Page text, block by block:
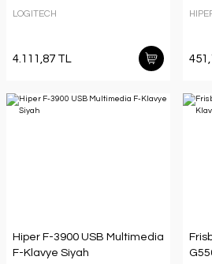
LOGITECH
4.111,87 TL
Hiper F-3900 USB Multimedia
F-Klavye Siyah